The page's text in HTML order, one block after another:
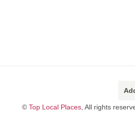
© Top Local Places , All rights